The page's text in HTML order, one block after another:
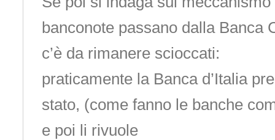
banconote passano dalla Banca
c’è da rimanere scioccati:
praticamente la Banca d’Italia
stato, (come fanno le banche
e poi li rivuole